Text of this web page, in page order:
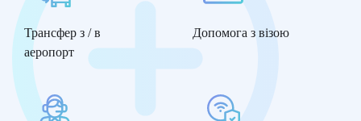
Трансфер з / в
аеропорт
Допомога з візою